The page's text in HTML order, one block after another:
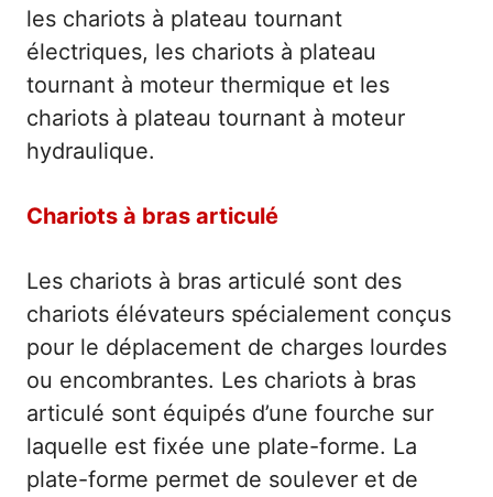
les chariots à plateau tournant
électriques, les chariots à plateau
tournant à moteur thermique et les
chariots à plateau tournant à moteur
hydraulique.
Chariots à bras articulé
Les chariots à bras articulé sont des
chariots élévateurs spécialement conçus
pour le déplacement de charges lourdes
ou encombrantes. Les chariots à bras
articulé sont équipés d’une fourche sur
laquelle est fixée une plate-forme. La
plate-forme permet de soulever et de